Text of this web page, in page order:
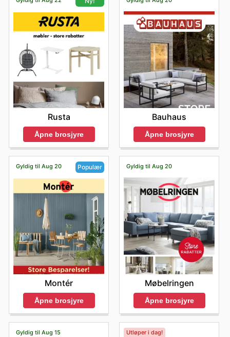
Rusta
Åpne brosjyre
Bauhaus
Åpne brosjyre
Gyldig til Aug 20 Populær
Montér
Åpne brosjyre
Gyldig til Aug 20
Møbelringen
Åpne brosjyre
Gyldig til Aug 15 Utløper i dag!